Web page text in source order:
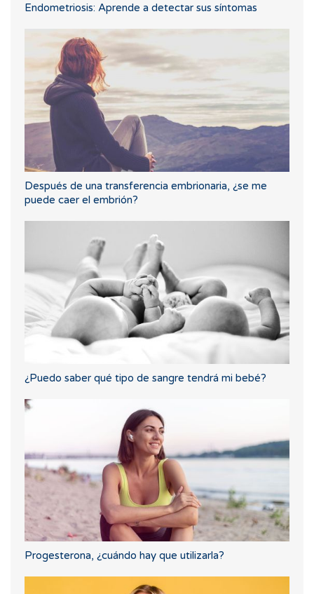
Endometriosis: Aprende a detectar sus síntomas
Después de una transferencia embrionaria, ¿se me
puede caer el embrión?
¿Puedo saber qué tipo de sangre tendrá mi bebé?
Progesterona, ¿cuándo hay que utilizarla?